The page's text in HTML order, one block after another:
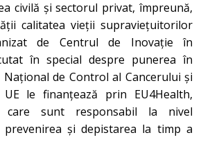
civilă și sectorul privat, împreună,
calitatea vieții supraviețuitorilor
de Centrul de Inovație în
în special despre punerea în
de Control al Cancerului și
le finanțează prin EU4Health,
care sunt responsabil la nivel
prevenirea și depistarea la timp a